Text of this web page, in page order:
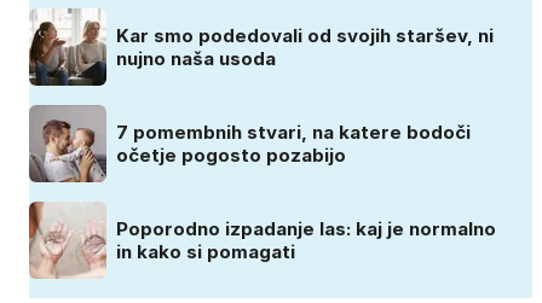
Kar smo podedovali od svojih staršev, ni
nujno naša usoda
7 pomembnih stvari, na katere bodoči
očetje pogosto pozabijo
Poporodno izpadanje las: kaj je normalno
in kako si pomagati